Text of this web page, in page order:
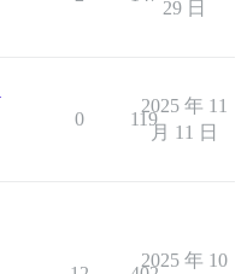
29 日
0 119
2025 年 11
月 11 日
2025 年 10